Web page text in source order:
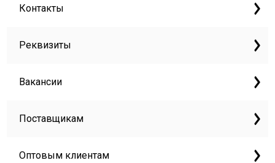
Контакты
Реквизиты
Вакансии
Поставщикам
Оптовым клиентам